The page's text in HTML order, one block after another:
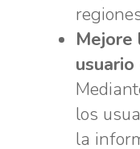
Mejore
usuario
los
la